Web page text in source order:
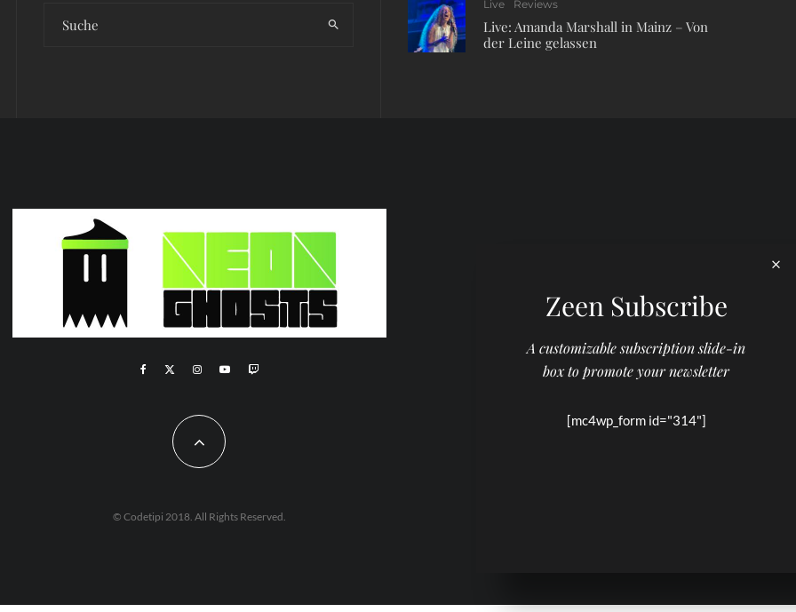
Live Reviews
Live: Amanda Marshall in Mainz – Von
der Leine gelassen
© Codetipi 2018. All Rights Reserved.
Zeen Subscribe
A customizable subscription slide-in
box to promote your newsletter
[mc4wp_form id="314"]